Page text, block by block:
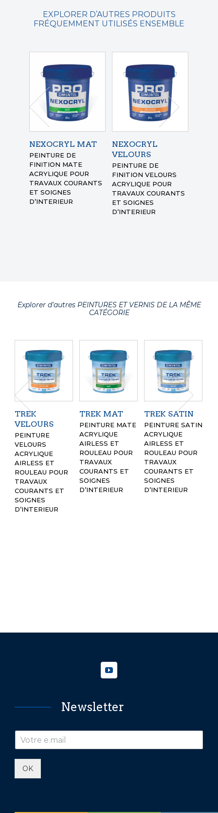
EXPLORER D’AUTRES PRODUITS
FRÉQUEMMENT UTILISÉS ENSEMBLE
NEXOCRYL MAT
PEINTURE DE
FINITION MATE
ACRYLIQUE POUR
TRAVAUX COURANTS
ET SOIGNES
D’INTERIEUR
NEXOCRYL
VELOURS
PEINTURE DE
FINITION VELOURS
ACRYLIQUE POUR
TRAVAUX COURANTS
ET SOIGNES
D’INTERIEUR
Explorer d’autres PEINTURES ET VERNIS DE LA MÊME
CATÉGORIE
TREK
VELOURS
PEINTURE
VELOURS
ACRYLIQUE
AIRLESS ET
ROULEAU POUR
TRAVAUX
COURANTS ET
SOIGNES
D’INTERIEUR
TREK MAT
PEINTURE MATE
ACRYLIQUE
AIRLESS ET
ROULEAU POUR
TRAVAUX
COURANTS ET
SOIGNES
D’INTERIEUR
TREK SATIN
PEINTURE SATIN
ACRYLIQUE
AIRLESS ET
ROULEAU POUR
TRAVAUX
COURANTS ET
SOIGNES
D’INTERIEUR
Newsletter
OK